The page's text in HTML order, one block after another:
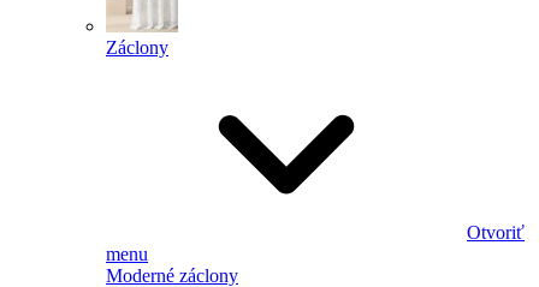
Záclony
Otvoriť
menu
Moderné záclony